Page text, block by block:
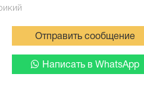
Отправить сообщение
Написать в WhatsApp